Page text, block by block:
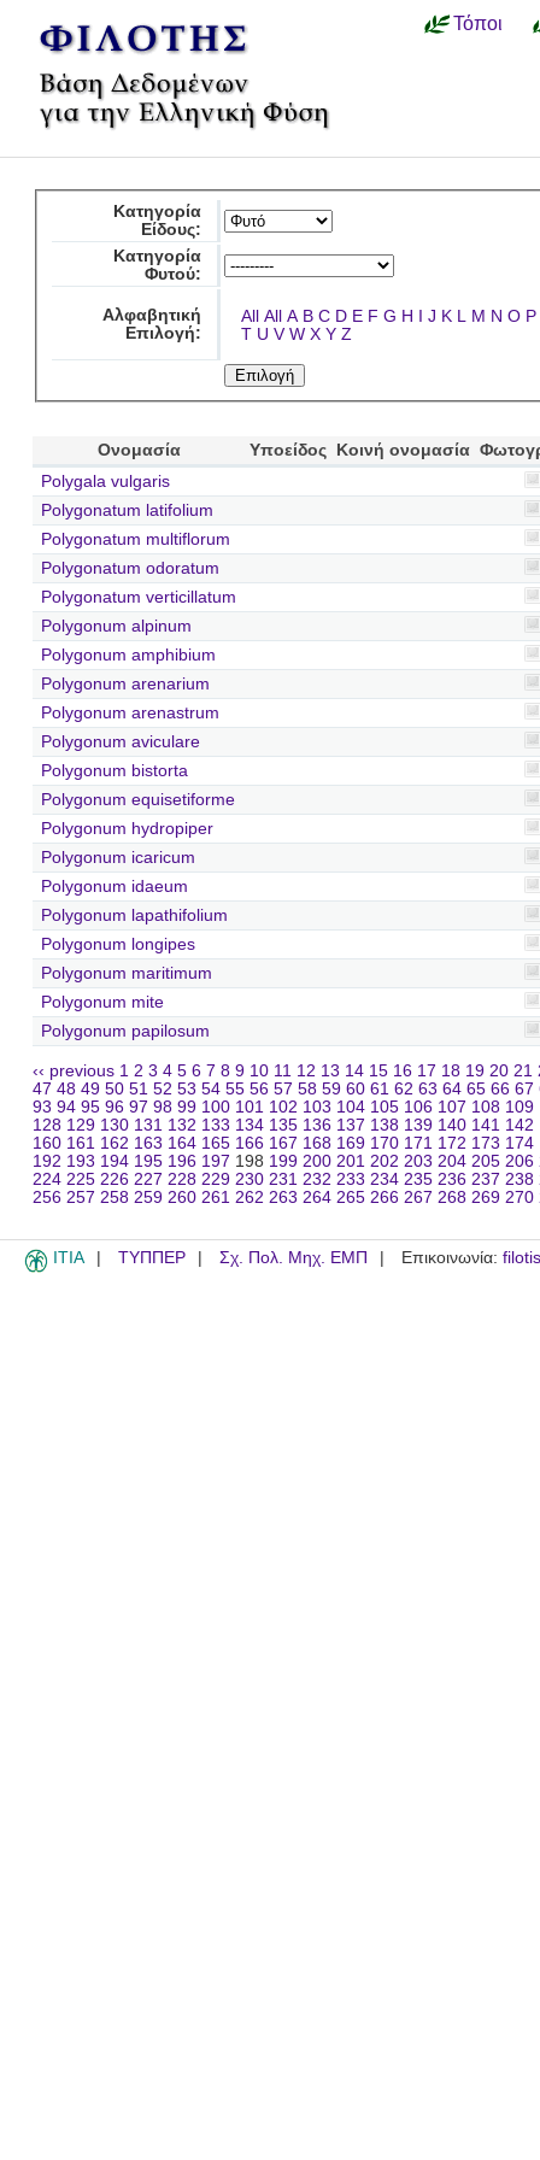
Τόποι
Κατηγορία
Είδους:
Κατηγορία
Φυτού:
Αλφαβητική
Επιλογή:
All All A B C D E F G H I J K L M N O P
T U V W X Y Z
Ονομασία Υποείδος Κοινή ονομασία
Polygala vulgaris
Polygonatum latifolium
Polygonatum multiflorum
Polygonatum odoratum
Polygonatum verticillatum
Polygonum alpinum
Polygonum amphibium
Polygonum arenarium
Polygonum arenastrum
Polygonum aviculare
Polygonum bistorta
Polygonum equisetiforme
Polygonum hydropiper
Polygonum icaricum
Polygonum idaeum
Polygonum lapathifolium
Polygonum longipes
Polygonum maritimum
Polygonum mite
Polygonum papilosum
‹‹ previous 1 2 3 4 5 6 7 8 9 10 11 12 13 14 15 16 17 18 19 20 21
47 48 49 50 51 52 53 54 55 56 57 58 59 60 61 62 63 64 65 66 67
93 94 95 96 97 98 99 100 101 102 103 104 105 106 107 108 109
128 129 130 131 132 133 134 135 136 137 138 139 140 141 142
160 161 162 163 164 165 166 167 168 169 170 171 172 173 174
192 193 194 195 196 197 198 199 200 201 202 203 204 205 206
224 225 226 227 228 229 230 231 232 233 234 235 236 237 238
256 257 258 259 260 261 262 263 264 265 266 267 268 269 270
ITIA ΤΥΠΠΕΡ Σχ. Πολ. Μηχ. ΕΜΠ Επικοινωνία: